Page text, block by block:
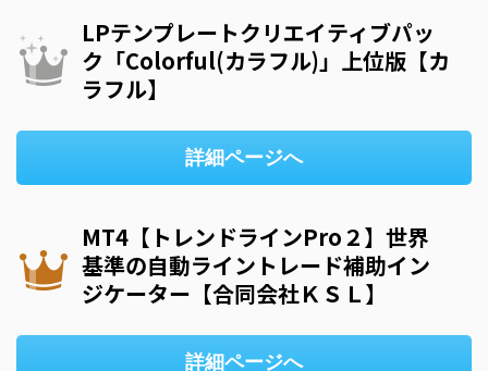
LPテンプレートクリエイティブパッ
ク「Colorful(カラフル)」上位版【カ
ラフル】
詳細ページへ
MT4【トレンドラインPro２】世界
基準の自動ライントレード補助イン
ジケーター【合同会社ＫＳＬ】
詳細ページへ